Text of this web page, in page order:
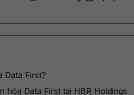
Data First?
hóa Data First tại HBR Holdings